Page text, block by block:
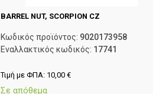
BARREL NUT, SCORPION CZ
Κωδικός προϊόντος: 9020173958
Εναλλακτικός κωδικός: 17741
Τιμή με ΦΠΑ: 10,00 €
Σε απόθεμα